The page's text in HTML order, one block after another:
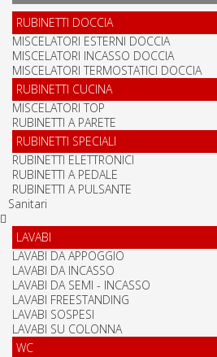
RUBINETTI DOCCIA
MISCELATORI ESTERNI DOCCIA
MISCELATORI INCASSO DOCCIA
MISCELATORI TERMOSTATICI DOCCIA
RUBINETTI CUCINA
MISCELATORI TOP
RUBINETTI A PARETE
RUBINETTI SPECIALI
RUBINETTI ELETTRONICI
RUBINETTI A PEDALE
RUBINETTI A PULSANTE
Sanitari
LAVABI
LAVABI DA APPOGGIO
LAVABI DA INCASSO
LAVABI DA SEMI - INCASSO
LAVABI FREESTANDING
LAVABI SOSPESI
LAVABI SU COLONNA
WC